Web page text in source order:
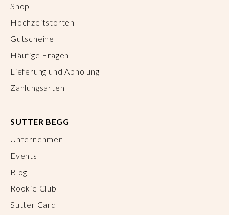
Shop
Hochzeitstorten
Gutscheine
Häufige Fragen
Lieferung und Abholung
Zahlungsarten
SUTTER BEGG
Unternehmen
Events
Blog
Rookie Club
Sutter Card